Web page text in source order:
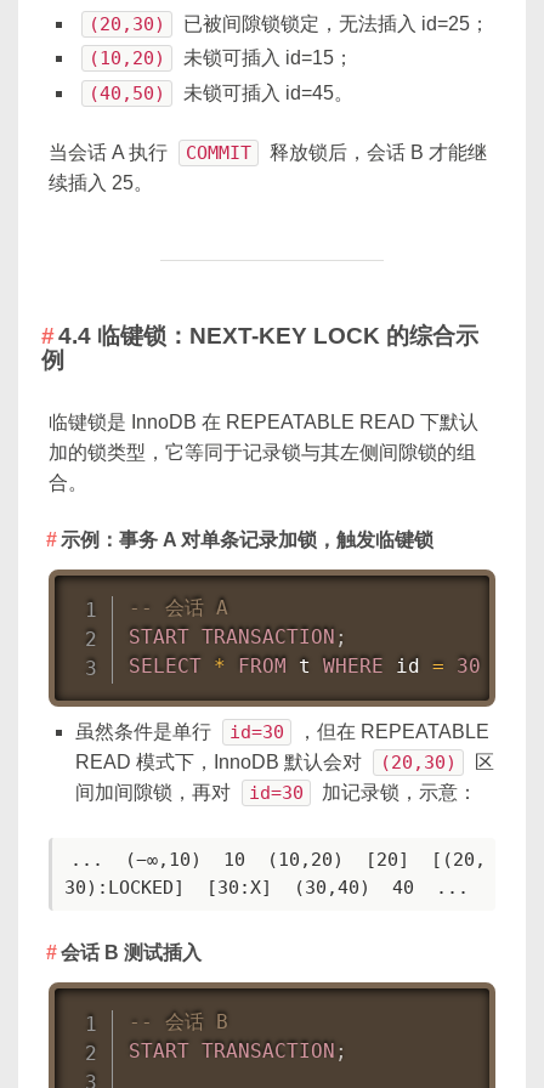
(20,30) 已被间隙锁锁定，无法插入 id=25；
(10,20) 未锁可插入 id=15；
(40,50) 未锁可插入 id=45。
当会话 A 执行 COMMIT
释放锁后，会话 B 才能继
续插入 25。
4.4 临键锁：NEXT-KEY LOCK 的综合示
例
临键锁是 InnoDB 在 REPEATABLE READ 下默认
加的锁类型，它等同于记录锁与其左侧间隙锁的组
合。
示例：事务 A 对单条记录加锁，触发临键锁
-- 会话 A
START TRANSACTION ;
SELECT
* FROM t WHERE id = 30
虽然条件是单行 id=30
，但在 REPEATABLE
READ 模式下，InnoDB 默认会对
(20,30)
区
间加间隙锁，再对
id=30 加记录锁，示意：
...  (−∞,10)  10  (10,20)  [20]  [(20,
30):LOCKED]  [30:X]  (30,40)  40  ...
会话 B 测试插入
-- 会话 B
START TRANSACTION ;